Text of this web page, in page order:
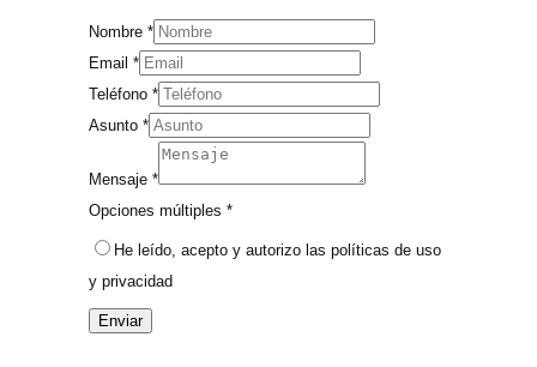
Nombre *
Email *
Teléfono *
Asunto *
Mensaje *
Opciones múltiples *
He leído, acepto y autorizo las políticas de uso
y privacidad
Enviar